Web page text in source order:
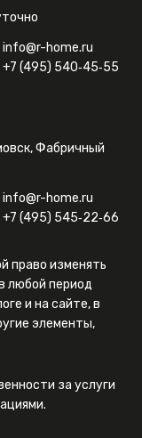
info@r-home.ru
+7 (495) 540‑45‑55
Фабричный
info@r-home.ru
+7 (495) 545‑22‑66
право изменять
любой период
и на сайте, в
элементы,
за услуги